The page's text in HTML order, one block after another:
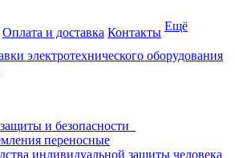
Оплата и доставка Контакты Ещё
и безопасности
переносные
индивидуальной защиты человека